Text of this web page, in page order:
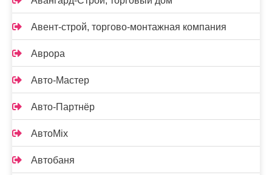
Авент-строй, торгово-монтажная компания
Аврора
Авто-Мастер
Авто-Партнёр
АвтоMix
Автобаня